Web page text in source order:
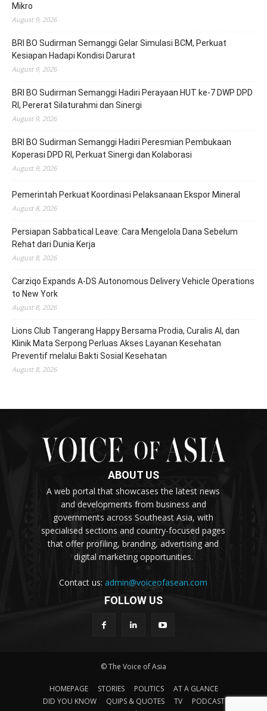
Mikro
August 9, 2026
BRI BO Sudirman Semanggi Gelar Simulasi BCM, Perkuat
Kesiapan Hadapi Kondisi Darurat
August 9, 2026
BRI BO Sudirman Semanggi Hadiri Perayaan HUT ke-7 DWP DPD
RI, Pererat Silaturahmi dan Sinergi
August 9, 2026
BRI BO Sudirman Semanggi Hadiri Peresmian Pembukaan
Koperasi DPD RI, Perkuat Sinergi dan Kolaborasi
August 9, 2026
Pemerintah Perkuat Koordinasi Pelaksanaan Ekspor Mineral
August 8, 2026
Persiapan Sabbatical Leave: Cara Mengelola Dana Sebelum
Rehat dari Dunia Kerja
August 8, 2026
Carziqo Expands A-DS Autonomous Delivery Vehicle Operations
to New York
August 8, 2026
Lions Club Tangerang Happy Bersama Prodia, Curalis AI, dan
Klinik Mata Serpong Perluas Akses Layanan Kesehatan
Preventif melalui Bakti Sosial Kesehatan
August 8, 2026
ABOUT US
A web portal that showcases the latest news
and developments from business and
governments across Southeast Asia, with
specialised sections and country-focused pages
that offer profiling, branding, advertising and
digital marketing opportunities.
Contact us:admin@voiceofasean.com
FOLLOW US
© The Voice of Asia
HOMEPAGE STORIES POLITICS
AT A GLANCE
DID YOU KNOW
QUIPS & QUOTES TV
PODCAST